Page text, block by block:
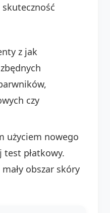
z jak
czy
użyciem nowego
płatkowy.
obszar skóry